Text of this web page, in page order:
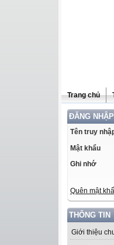
Trang chủ
ĐĂNG NHẬP
Tên truy
Mật khẩu
Ghi nhớ
Quên mật
THÔNG TIN
Giới thiệu